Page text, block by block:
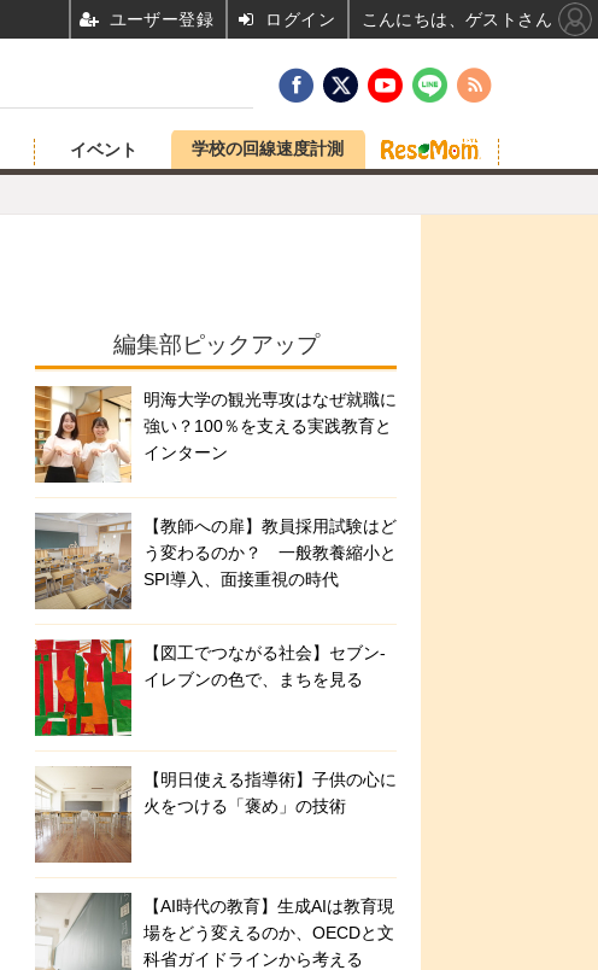
イベント 学校の回線速度計測
編集部ピックアップ
明海大学の観光専攻はなぜ就職に
強い？100％を支える実践教育と
インターン
【教師への扉】教員採用試験はど
う変わるのか？ 一般教養縮小と
SPI導入、面接重視の時代
【図工でつながる社会】セブン‐
イレブンの色で、まちを見る
【明日使える指導術】子供の心に
火をつける「褒め」の技術
【AI時代の教育】生成AIは教育現
場をどう変えるのか、OECDと文
科省ガイドラインから考える
ユーザー登録 ログイン こんにちは、ゲストさん